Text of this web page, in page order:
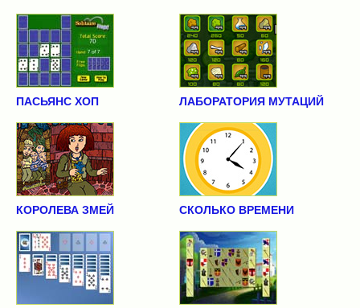
ПАСЬЯНС ХОП ЛАБОРАТОРИЯ МУТАЦИЙ
КОРОЛЕВА ЗМЕЙ СКОЛЬКО ВРЕМЕНИ